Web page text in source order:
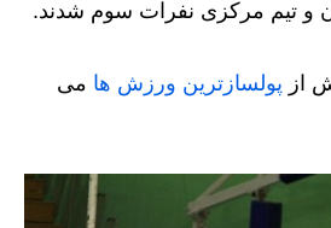
و تیم مرکزی نفرات سوم شدند.
از پولسازترین ورزش ها می